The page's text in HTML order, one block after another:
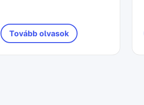
Tovább olvasok